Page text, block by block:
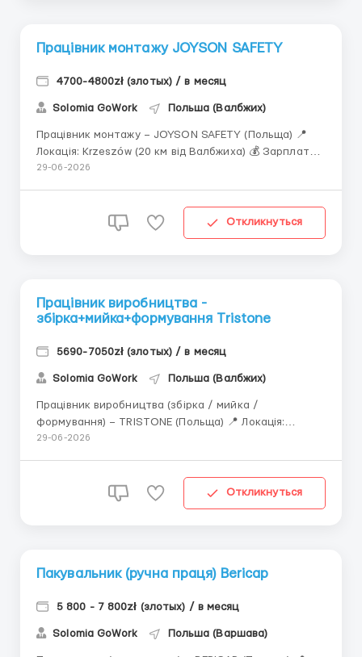
Працівник монтажу JOYSON SAFETY
4700-4800zł (злотых) / в месяц
Solomia GoWork Польша (Валбжих)
Працівник монтажу – JOYSON SAFETY (Польща) 📍
Локація: Krzeszów (20 км від Валбжиха) 💰 Зарплата:
4806 PLN брутто/місяць 📅 Виплата 10 числа (якщо
29-06-2026
Откликнуться
Працівник виробництва -
збірка+мийка+формування Tristone
5690-7050zł (злотых) / в месяц
Solomia GoWork Польша (Валбжих)
Працівник виробництва (збірка / мийка /
формування) – TRISTONE (Польща) 📍 Локація:
Wałbrzych 💰 Оплата: 31,40 PLN брутто/год ➡️ Нетто:
29-06-2026
Откликнуться
Пакувальник (ручна праця) Bericap
5 800 - 7 800zł (злотых) / в месяц
Solomia GoWork Польша (Варшава)